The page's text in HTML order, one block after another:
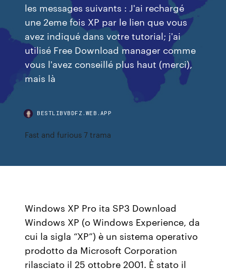
les messages suivants : J'ai rechargé
une 2eme fois XP par le lien que vous
avez indiqué dans votre tutorial; j'ai
utilisé Free Download manager comme
vous l'avez conseillé plus haut (merci),
mais là
BESTLIBVBDFZ.WEB.APP
Fast and furious 7 trama
Windows XP Pro ita SP3 Download
Windows XP (o Windows Experience, da
cui la sigla “XP”) è un sistema operativo
prodotto da Microsoft Corporation
rilasciato il 25 ottobre 2001. È stato il